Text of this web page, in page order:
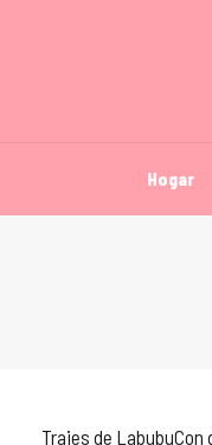
Hogar
Trajes de